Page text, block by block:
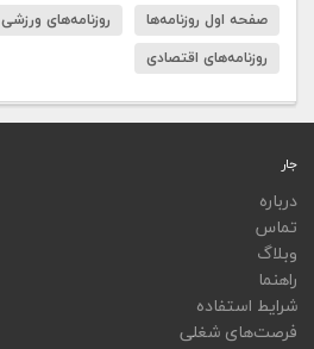
صفحه اول روزنامه‌ها
روزنامه‌های ورزشی
روزنامه‌های اقتصادی
جار
درباره
تماس
وبلاگ
راهنما
شرایط استفاده
فرصت‌های شغلی